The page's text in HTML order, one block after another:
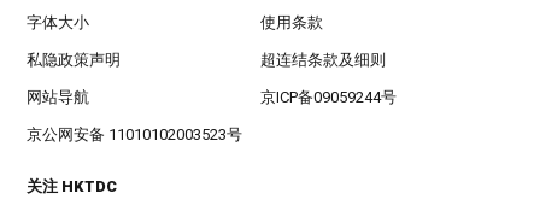
字体大小 使用条款
私隐政策声明 超连结条款及细则
网站导航 京ICP备09059244号
京公网安备 11010102003523号
关注 HKTDC